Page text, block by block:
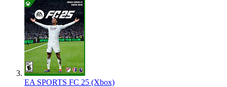
EA SPORTS FC 25 (Xbox)